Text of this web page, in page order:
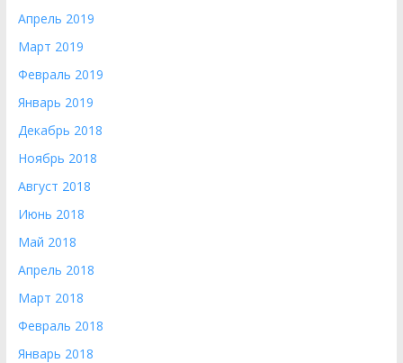
Апрель 2019
Март 2019
Февраль 2019
Январь 2019
Декабрь 2018
Ноябрь 2018
Август 2018
Июнь 2018
Май 2018
Апрель 2018
Март 2018
Февраль 2018
Январь 2018